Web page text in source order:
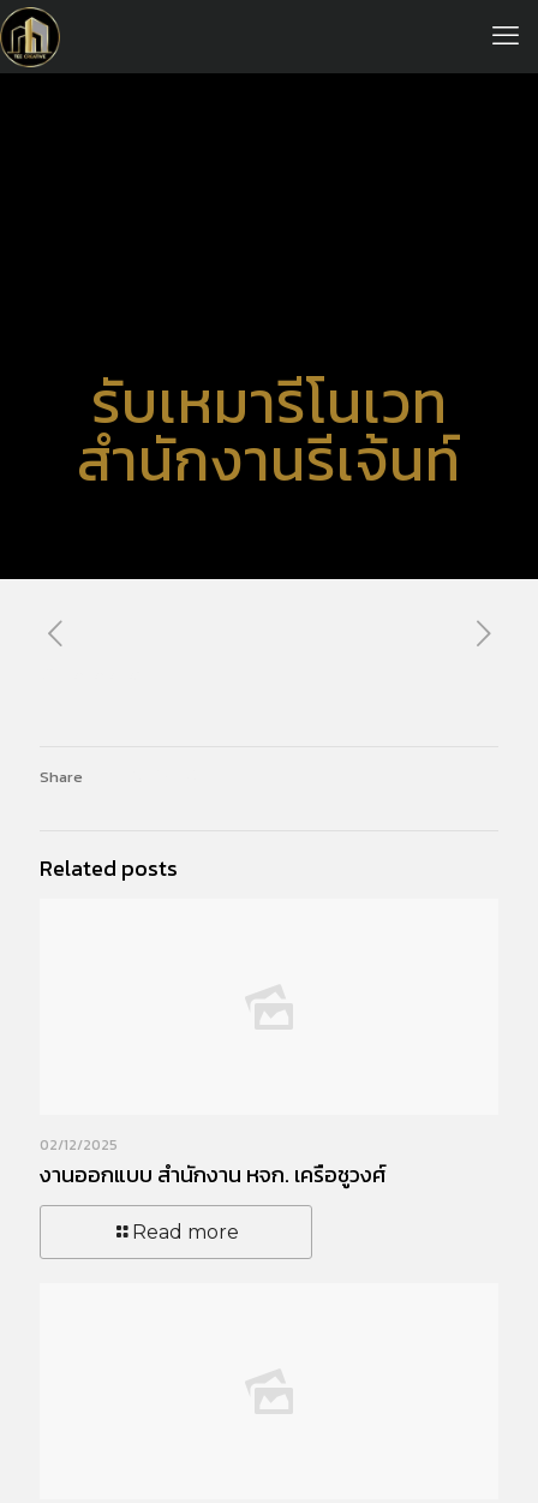
รับเหมารีโนเวท
สำนักงานรีเจ้นท์
Share
Related posts
02/12/2025
งานออกแบบ สำนักงาน หจก. เครือชูวงศ์
Read more